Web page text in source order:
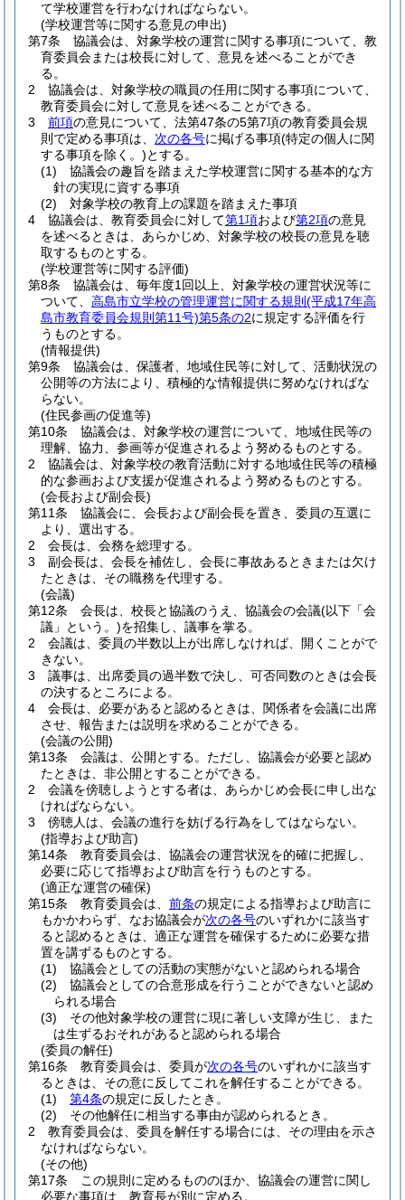
て学校運営を行わなければならない。
(学校運営等に関する意見の申出)
第7条
協議会は、対象学校の運営に関する事項について、教
育委員会または校長に対して、意見を述べることができ
る。
2
協議会は、対象学校の職員の任用に関する事項について、
教育委員会に対して意見を述べることができる。
3
前項の意見について、法第47条の5第7項の教育委員会規
則で定める事項は、 次の各号に掲げる事項(特定の個人に関
する事項を除く。)とする。
(1)
協議会の趣旨を踏まえた学校運営に関する基本的な方
針の実現に資する事項
(2)
対象学校の教育上の課題を踏まえた事項
4
協議会は、教育委員会に対して第1項および第2項の意見
を述べるときは、あらかじめ、対象学校の校長の意見を聴
取するものとする。
(学校運営等に関する評価)
第8条
協議会は、毎年度1回以上、対象学校の運営状況等に
ついて、 高島市立学校の管理運営に関する規則 (平成17年高
島市教育委員会規則第11号)第5条の2に規定する評価を行
うものとする。
(情報提供)
第9条
協議会は、保護者、地域住民等に対して、活動状況の
公開等の方法により、積極的な情報提供に努めなければな
らない。
(住民参画の促進等)
第10条
協議会は、対象学校の運営について、地域住民等の
理解、協力、参画等が促進されるよう努めるものとする。
2
協議会は、対象学校の教育活動に対する地域住民等の積極
的な参画および支援が促進されるよう努めるものとする。
(会長および副会長)
第11条
協議会に、会長および副会長を置き、委員の互選に
より、選出する。
2
会長は、会務を総理する。
3
副会長は、会長を補佐し、会長に事故あるときまたは欠け
たときは、その職務を代理する。
(会議)
第12条
会長は、校長と協議のうえ、協議会の会議(以下「会
議」という。)を招集し、議事を掌る。
2
会議は、委員の半数以上が出席しなければ、開くことがで
きない。
3
議事は、出席委員の過半数で決し、可否同数のときは会長
の決するところによる。
4
会長は、必要があると認めるときは、関係者を会議に出席
させ、報告または説明を求めることができる。
(会議の公開)
第13条
会議は、公開とする。 ただし、協議会が必要と認め
たときは、非公開とすることができる。
2
会議を傍聴しようとする者は、あらかじめ会長に申し出な
ければならない。
3
傍聴人は、会議の進行を妨げる行為をしてはならない。
(指導および助言)
第14条
教育委員会は、協議会の運営状況を的確に把握し、
必要に応じて指導および助言を行うものとする。
(適正な運営の確保)
第15条
教育委員会は、 前条の規定による指導および助言に
もかかわらず、なお協議会が次の各号のいずれかに該当す
ると認めるときは、適正な運営を確保するために必要な措
置を講ずるものとする。
(1)
協議会としての活動の実態がないと認められる場合
(2)
協議会としての合意形成を行うことができないと認め
られる場合
(3)
その他対象学校の運営に現に著しい支障が生じ、また
は生ずるおそれがあると認められる場合
(委員の解任)
第16条
教育委員会は、委員が次の各号のいずれかに該当す
るときは、その意に反してこれを解任することができる。
(1)
第4条の規定に反したとき。
(2)
その他解任に相当する事由が認められるとき。
2
教育委員会は、委員を解任する場合には、その理由を示さ
なければならない。
(その他)
第17条
この規則に定めるもののほか、協議会の運営に関し
必要な事項は、教育長が別に定める。